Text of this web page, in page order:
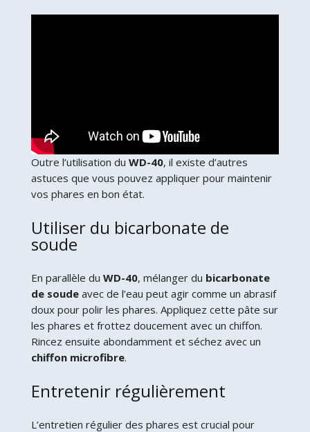
Outre l’utilisation du WD-40, il existe d’autres
astuces que vous pouvez appliquer pour maintenir
vos phares en bon état.
Utiliser du bicarbonate de
soude
En parallèle du WD-40, mélanger du bicarbonate
de soudeavec de l’eau peut agir comme un abrasif
doux pour polir les phares. Appliquez cette pâte sur
les phares et frottez doucement avec un chiffon.
Rincez ensuite abondamment et séchez avec un
chiffon microfibre.
Entretenir régulièrement
L’entretien régulier des phares est crucial pour